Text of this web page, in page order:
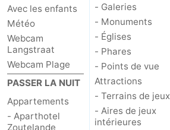
Sluis
-
Cadzand
-
Nature
Het
Zwin
Météo
Contact
Avec les enfants
Météo
Webcam
Langstraat
Webcam Plage
PASSER LA NUIT
Appartements
- Aparthotel
Zoutelande
- Galeries
- Monuments
- Églises
- Phares
- Points de vue
Attractions
- Terrains de jeux
- Aires de jeux
intérieures